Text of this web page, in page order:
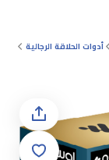
أدوات الحلاقة الرجالية